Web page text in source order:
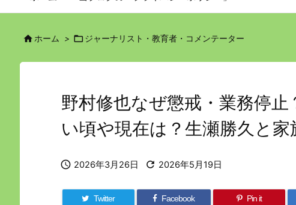
ホーム >  ジャーナリスト・教育者・コメンテーター
野村修也なぜ懲戒・業務停
い頃や現在は？生瀬勝久と家
 2026年3月26日  2026年5月19日
Twitter Facebook Pin it